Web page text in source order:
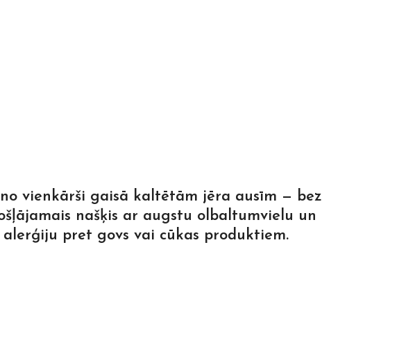
vienkārši gaisā kaltētām jēra ausīm — bez
našķis ar augstu olbaltumvielu un
pret govs vai cūkas produktiem.